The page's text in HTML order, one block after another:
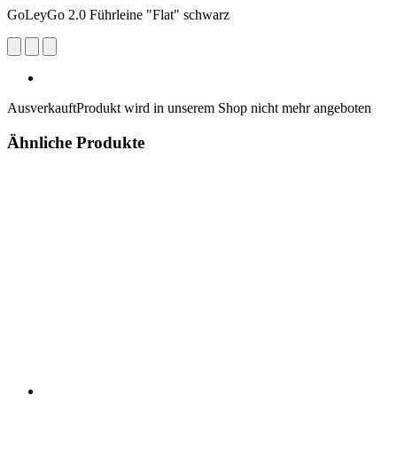
GoLeyGo 2.0 Führleine "Flat" schwarz
AusverkauftProdukt wird in unserem Shop nicht mehr angeboten
Ähnliche Produkte